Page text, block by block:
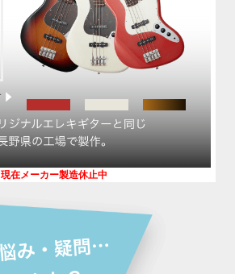
現在メーカー製造休止中